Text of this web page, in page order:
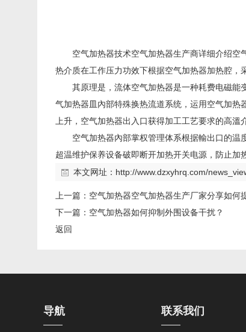
空气加热器技术空气加热器生产商详细介绍空
热介质在工作压力功效下根据空气加热器加热腔，
其原理是，流体空气加热器是一种耗费电磁
气加热器皿內部特殊换热流道系统，运用空气加
上升，空气加热器出入口获得加工工艺要求的高溫
空气加热器內部掌权管理体系根据輸出口的
超温维护保养设备破即断开加热开关电源，防止加
本文网址： http://www.dzxyhrq.com/
上一篇： 空气加热器空气加热器生产厂家分享如何
下一篇： 空气加热器如何抑制外围设备干扰？
返回
导航 联系我们